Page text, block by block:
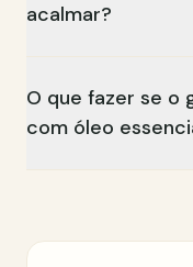
acalmar?
O que fazer se o
com óleo